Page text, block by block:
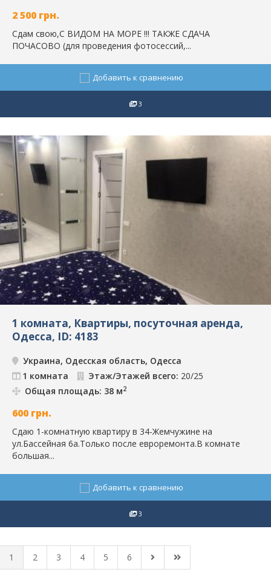
2 500 грн.
Сдам свою,С ВИДОМ НА МОРЕ !!! ТАКЖЕ СДАЧА
ПОЧАСОВО (для проведения фотосессий,...
Добавить к сравнению
3
1 комната, Квартиры, посуточная аренда,
Одесса, ID: 4183
Украина, Одесская область, Одесса
1 комната
Этаж/Этажей всего: 20/25
Общая площадь: 38 м2
600 грн.
Сдаю 1-комнатную квартиру в 34-Жемчужине на
ул.Бассейная 6а.Только после евроремонта.В комнате
большая...
Добавить к сравнению
3
1 2 3 4 5 6